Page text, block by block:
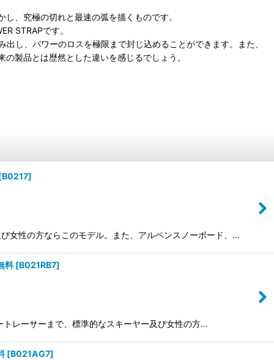
、究極の切れと最速の弧を描くものです。
STRAPです。
し、パワーのロスを極限まで封じ込めることができます。また、
製品とは歴然とした違いを感じるでしょう。
B0217]
女性の方ならこのモデル。また、アルペンスノーボード、…
料 [B021RB7]
レーサーまで、標準的なスキーヤー及び女性の方…
[B021AG7]